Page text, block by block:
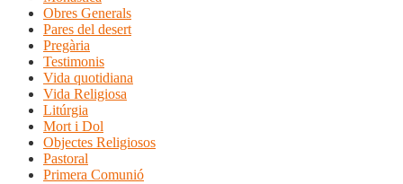
Obres Generals
Pares del desert
Pregària
Testimonis
Vida quotidiana
Vida Religiosa
Litúrgia
Mort i Dol
Objectes Religiosos
Pastoral
Primera Comunió